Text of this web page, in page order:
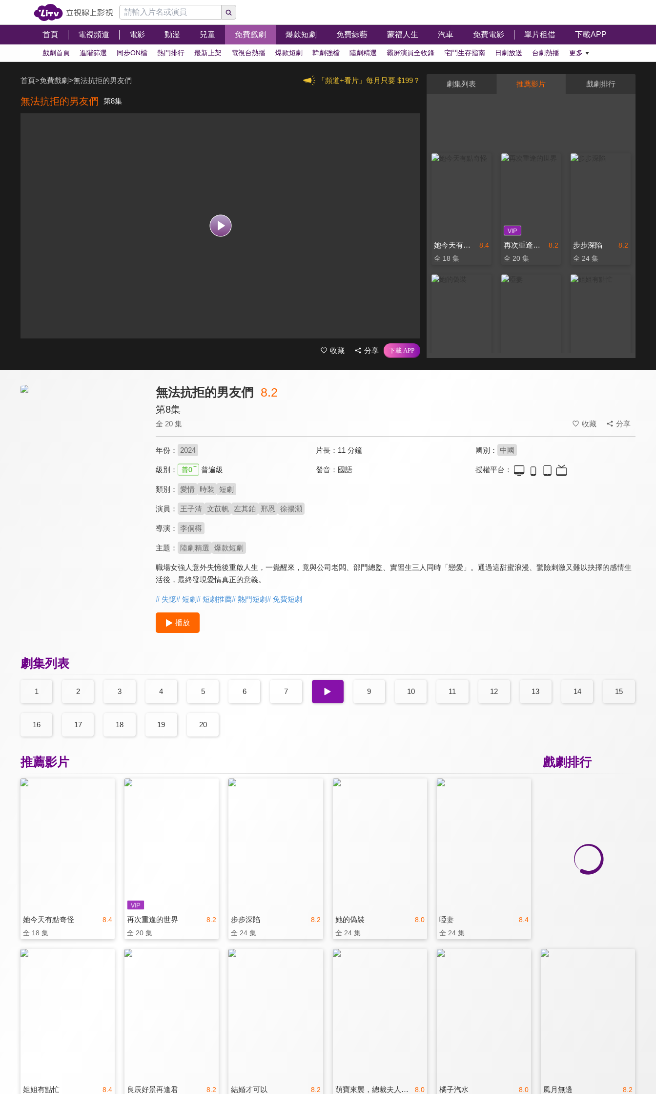
首頁 電視頻道 電影 動漫 兒童 免費戲劇 爆款短劇 免費綜藝 蒙福人生 汽車 免費電影 單片租借 下載APP
戲劇首頁 進階篩選 同步ON檔 熱門排行 最新上架 電視台熱播 爆款短劇 韓劇強檔 陸劇精選 霸屏演員全收錄 宅鬥生存指南 日劇放送 台劇熱播 更多
「頻道+看片」每月只要 $199？
首頁>免費戲劇>無法抗拒的男友們
無法抗拒的男友們 第8集
收藏 分享
劇集列表 推薦影片 戲劇排行
8.4
她今天有點奇怪
全 18 集
8.2
再次重逢的世界
全 20 集
8.2
步步深陷
全 24 集
無法抗拒的男友們 8.2
第8集
全 20 集 收藏 分享
年份： 2024 片長： 11 分鐘 國別： 中國
級別： 普遍級 發音： 國語 授權平台：
類別： 愛情 時裝 短劇
演員： 王子清 文苡帆 左其鉑 邢恩 徐揚灝
導演： 李侗樽
主題： 陸劇精選 爆款短劇
職場女強人意外失憶後重啟人生，一覺醒來，竟與公司老闆、部門總監、實習生三人同時「戀愛」。通過這甜蜜浪漫、驚險刺激又難以抉擇的感情生
活後，最終發現愛情真正的意義。
# 失憶# 短劇# 短劇推薦# 熱門短劇# 免費短劇
播放
劇集列表
1 2 3 4 5 6 7 8 9 10 11 12 13 14 15
16 17 18 19 20
戲劇排行
推薦影片
8.4
她今天有點奇怪
全 18 集
8.2
再次重逢的世界
全 20 集
8.2
步步深陷
全 24 集
8.0
她的偽裝
全 24 集
8.4
啞妻
全 24 集
8.4
姐姐有點忙 8.2
良辰好景再逢君 8.2
結婚才可以 8.0
萌寶來襲，總裁夫人別想逃 8.0
橘子汽水 8.2
風月無邊